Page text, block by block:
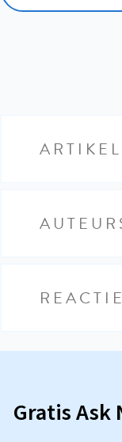
Gratis Ask